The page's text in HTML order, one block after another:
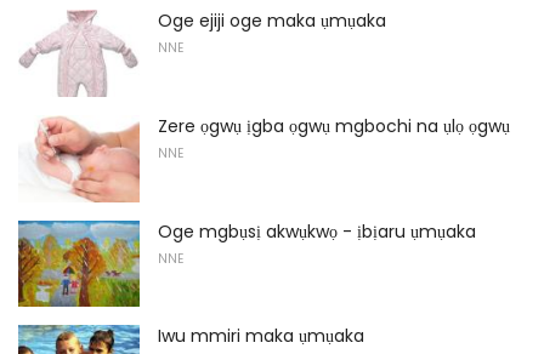
Oge ejiji oge maka ụmụaka
NNE
Zere ọgwụ ịgba ọgwụ mgbochi na ụlọ ọgwụ
NNE
Oge mgbụsị akwụkwọ - ịbịaru ụmụaka
NNE
Iwu mmiri maka ụmụaka